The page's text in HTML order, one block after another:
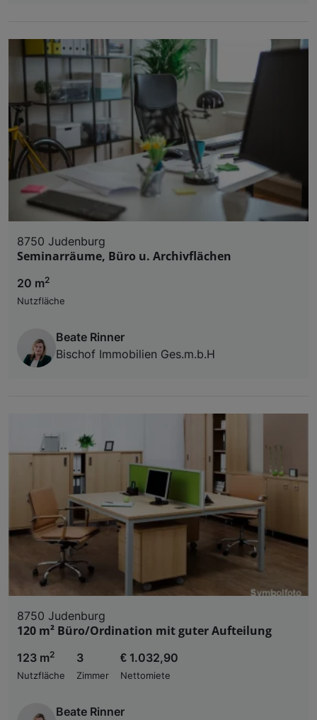
8750 Judenburg
Seminarräume, Büro u. Archivflächen
20 m2
Nutzfläche
Beate Rinner
Bischof Immobilien Ges.m.b.H
8750 Judenburg
120 m² Büro/Ordination mit guter Aufteilung
123 m2
Nutzfläche
3
Zimmer
€ 1.032,90
Nettomiete
Beate Rinner